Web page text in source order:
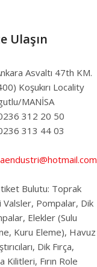
Ulaşın
Asvaltı 47th KM.
Koşukırı Locality
MANİSA
312 20 50
313 44 03
Bulutu: Toprak
Valsler, Pompalar, Dik
Elekler (Sulu
Kuru Eleme), Havuz
Dik Fırça,
Kilitleri, Fırın Role